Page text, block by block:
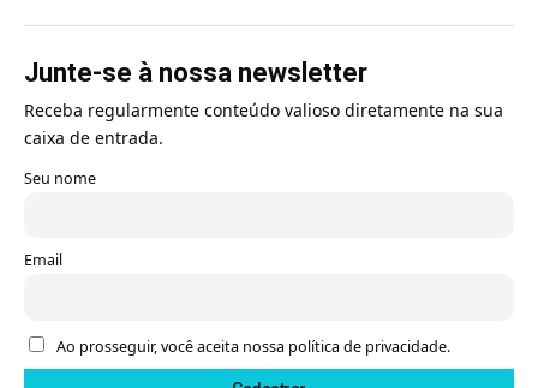
Junte-se à nossa newsletter
Receba regularmente conteúdo valioso diretamente na sua
caixa de entrada.
Seu nome
Email
Ao prosseguir, você aceita nossa política de privacidade.